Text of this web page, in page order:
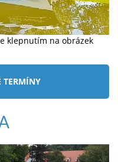
klepnutím na obrázek
TERMÍNY